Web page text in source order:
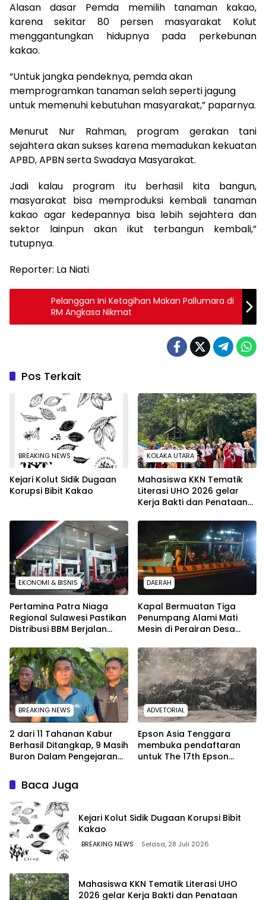
Alasan dasar Pemda memilih tanaman kakao,
karena sekitar 80 persen masyarakat Kolut
menggantungkan hidupnya pada perkebunan
kakao.
“Untuk jangka pendeknya, pemda akan
memprogramkan tanaman selah seperti jagung
untuk memenuhi kebutuhan masyarakat,” paparnya.
Menurut Nur Rahman, program gerakan tani
sejahtera akan sukses karena memadukan kekuatan
APBD, APBN serta Swadaya Masyarakat.
Jadi kalau program itu berhasil kita bangun,
masyarakat bisa memproduksi kembali tanaman
kakao agar kedepannya bisa lebih sejahtera dan
sektor lainpun akan ikut terbangun kembali,”
tutupnya.
Reporter: La Niati
Pelanggan Ini Ketagihan Makan Pallumara di
RM Angkasa Nikmat
Pos Terkait
BREAKING NEWS
Kejari Kolut Sidik Dugaan
Korupsi Bibit Kakao
KOLAKA UTARA
Mahasiswa KKN Tematik
Literasi UHO 2026 gelar
Kerja Bakti dan Penataan
Simbula Kolut
EKONOMI & BISNIS
Pertamina Patra Niaga
Regional Sulawesi Pastikan
Distribusi BBM Berjalan
Seluruh Wilayah Sulawesi
DAERAH
Kapal Bermuatan Tiga
Penumpang Alami Mati
Mesin di Perairan Desa
Dikerahkan
BREAKING NEWS
2 dari 11 Tahanan Kabur
Berhasil Ditangkap, 9 Masih
Buron Dalam Pengejaran
ADVETORIAL
Epson Asia Tenggara
membuka pendaftaran
untuk The 17th Epson
Baca Juga
Kejari Kolut Sidik Dugaan Korupsi Bibit
Kakao
BREAKING NEWS Selasa, 28 Juli 2026
Mahasiswa KKN Tematik Literasi UHO
2026 gelar Kerja Bakti dan Penataan